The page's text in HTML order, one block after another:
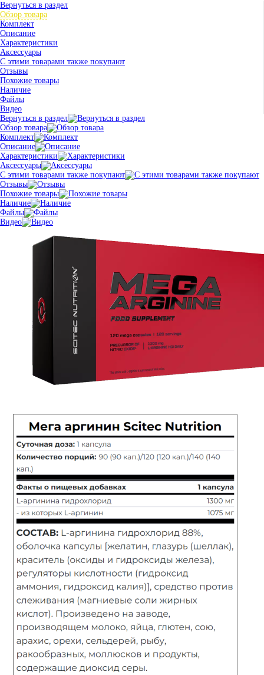
Вернуться в раздел
Обзор товара
Комплект
Описание
Характеристики
Аксессуары
С этими товарами также покупают
Отзывы
Похожие товары
Наличие
Файлы
Видео
Вернуться в раздел
Обзор товара
Комплект
Описание
Характеристики
Аксессуары
С этими товарами также покупают
Отзывы
Похожие товары
Наличие
Файлы
Видео